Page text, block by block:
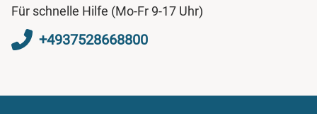
Für schnelle Hilfe (Mo-Fr 9-17 Uhr)
+4937528668800